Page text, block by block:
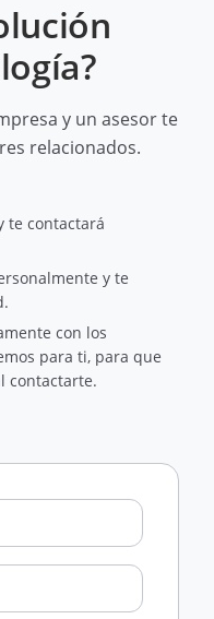
y un asesor te
relacionados.
te contactará
y te
con los
para ti, para que
contactarte.